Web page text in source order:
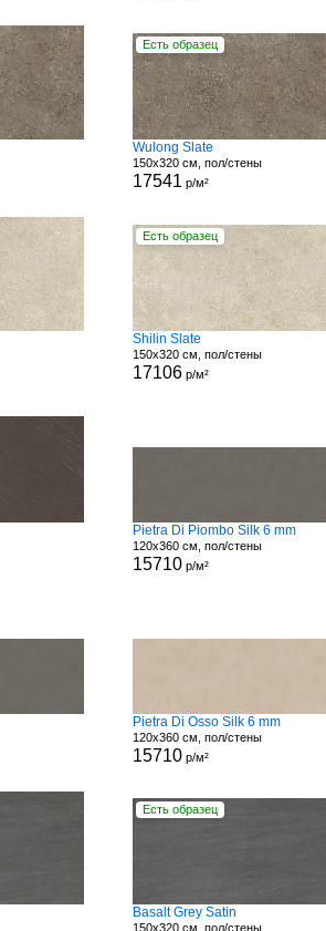
Есть образец
Wulong Slate
150x320 см, пол/стены
17541 р/м²
Есть образец
Shilin Slate
150x320 см, пол/стены
17106р/м²
Pietra Di Piombo Silk 6 mm
120x360 см, пол/стены
15710р/м²
Pietra Di Osso Silk 6 mm
120x360 см, пол/стены
15710р/м²
Есть образец
Basalt Grey Satin
150x320 см, пол/стены